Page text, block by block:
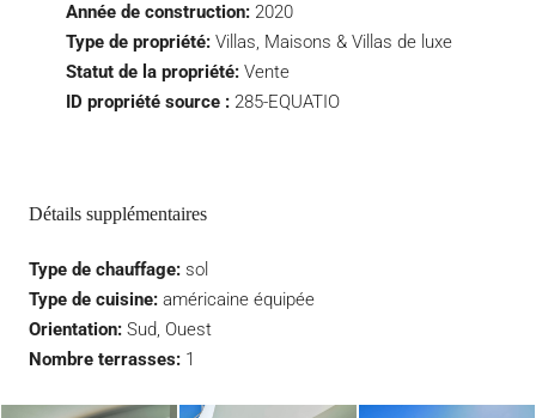
Année de construction: 2020
Type de propriété: Villas, Maisons & Villas de luxe
Statut de la propriété: Vente
ID propriété source : 285-EQUATIO
Détails supplémentaires
Type de chauffage: sol
Type de cuisine: américaine équipée
Orientation: Sud, Ouest
Nombre terrasses: 1